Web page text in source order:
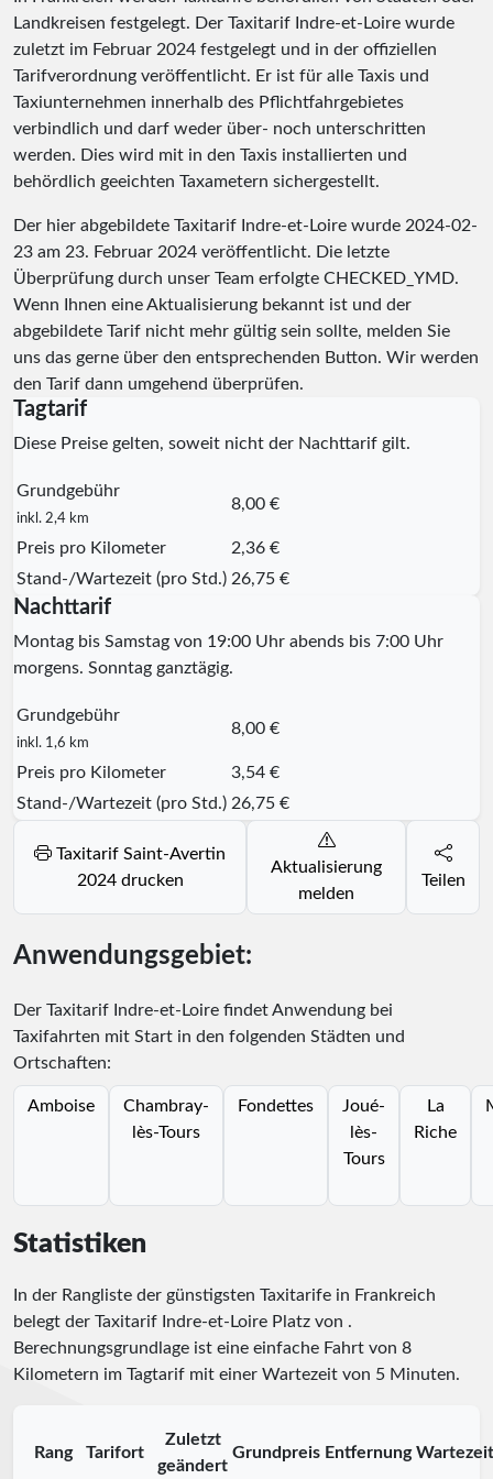
Landkreisen festgelegt. Der Taxitarif Indre-et-Loire wurde
zuletzt im Februar 2024 festgelegt und in der offiziellen
Tarifverordnung veröffentlicht. Er ist für alle Taxis und
Taxiunternehmen innerhalb des Pflichtfahrgebietes
verbindlich und darf weder über- noch unterschritten
werden. Dies wird mit in den Taxis installierten und
behördlich geeichten Taxametern sichergestellt.
Der hier abgebildete Taxitarif Indre-et-Loire wurde 2024-02-
23 am 23. Februar 2024 veröffentlicht. Die letzte
Überprüfung durch unser Team erfolgte CHECKED_YMD.
Wenn Ihnen eine Aktualisierung bekannt ist und der
abgebildete Tarif nicht mehr gültig sein sollte, melden Sie
uns das gerne über den entsprechenden Button. Wir werden
den Tarif dann umgehend überprüfen.
Tagtarif
Diese Preise gelten, soweit nicht der Nachttarif gilt.
Grundgebühr
inkl. 2,4 km
8,00 €
Preis pro Kilometer
2,36 €
Stand-/Wartezeit (pro Std.) 26,75 €
Nachttarif
Montag bis Samstag von 19:00 Uhr abends bis 7:00 Uhr
morgens. Sonntag ganztägig.
Grundgebühr
inkl. 1,6 km
8,00 €
Preis pro Kilometer
3,54 €
Stand-/Wartezeit (pro Std.) 26,75 €
Taxitarif Saint-Avertin
2024 drucken
Aktualisierung
melden
Teilen
Anwendungsgebiet:
Der Taxitarif Indre-et-Loire findet Anwendung bei
Taxifahrten mit Start in den folgenden Städten und
Ortschaften:
Amboise
Chambray-
lès-Tours
Fondettes
Joué-
lès-
Tours
La
Riche
Statistiken
In der Rangliste der günstigsten Taxitarife in Frankreich
belegt der Taxitarif Indre-et-Loire Platz von .
Berechnungsgrundlage ist eine einfache Fahrt von 8
Kilometern im Tagtarif mit einer Wartezeit von 5 Minuten.
Rang Tarifort
Zuletzt
geändert
Grundpreis Entfernung Wartezeit